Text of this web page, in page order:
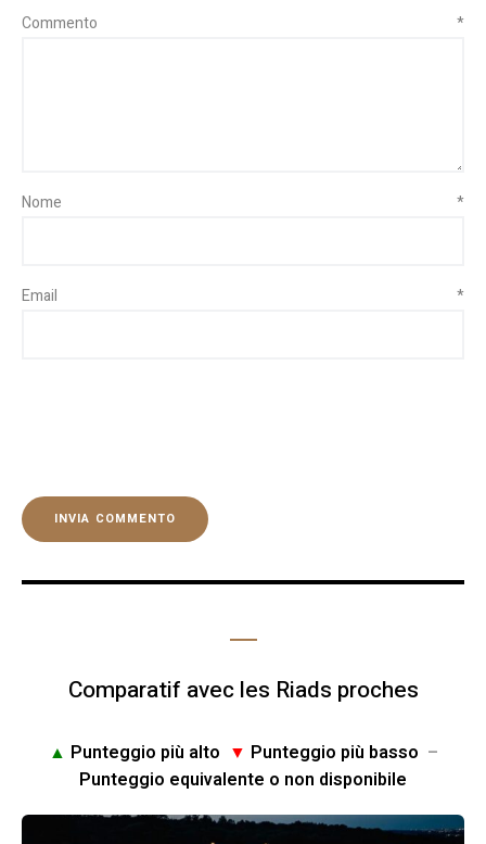
Commento *
Nome *
Email *
Comparatif avec les Riads proches
▲ Punteggio più alto ▼ Punteggio più basso –
Punteggio equivalente o non disponibile